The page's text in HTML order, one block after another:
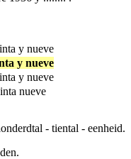
y nueve
y nueve
y nueve
nueve
- tiental - eenheid.